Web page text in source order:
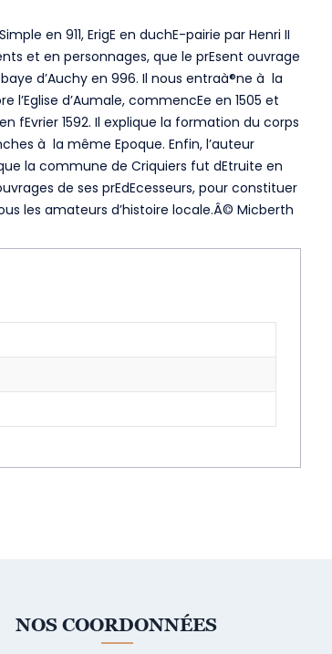
en 911, ErigE en duchE-pairie par Henri II
et en personnages, que le prEsent ouvrage
d’Auchy en 996. Il nous entraà®ne à la
d’Aumale, commencEe en 1505 et
fEvrier 1592. Il explique la formation du corps
à la même Epoque. Enfin, l’auteur
la commune de Criquiers fut dEtruite en
de ses prEdEcesseurs, pour constituer
les amateurs d’histoire locale.Â© Micberth
NOS COORDONNÉES